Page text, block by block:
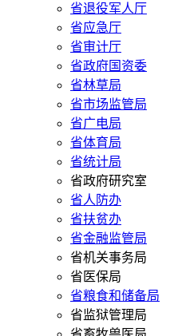
省退役军人厅
省应急厅
省审计厅
省政府国资委
省林草局
省市场监管局
省广电局
省体育局
省统计局
省政府研究室
省人防办
省扶贫办
省金融监管局
省机关事务局
省医保局
省粮食和储备局
省监狱管理局